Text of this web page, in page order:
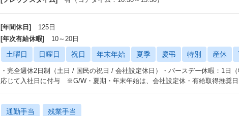
[年間休日]
125日
[年次有給休暇]
10～20日
土曜日 日曜日 祝日 年末年始 夏季 慶弔 特別 産休
・完全週休2日制（土日 / 国民の祝日 / 会社設定休日）・バースデー休暇：1日
応じて入社日に付与 ※G/W・夏期・年末年始は、会社設定休・有給取得推奨
通勤手当 残業手当